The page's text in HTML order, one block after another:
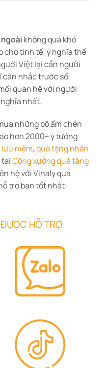
không quá khó
cho tinh tế, ý nghĩa thể
Việt lại cần người
cân nhắc trước số
quan hệ với người
nhất.
những bộ ấm chén
hơn 2000+ ý tưởng
niệm,quà tặng nhân
tạiCông xưởng quà tặng
hệ với Vinaly qua
trợ bạn tốt nhất!
HỖ TRỢ